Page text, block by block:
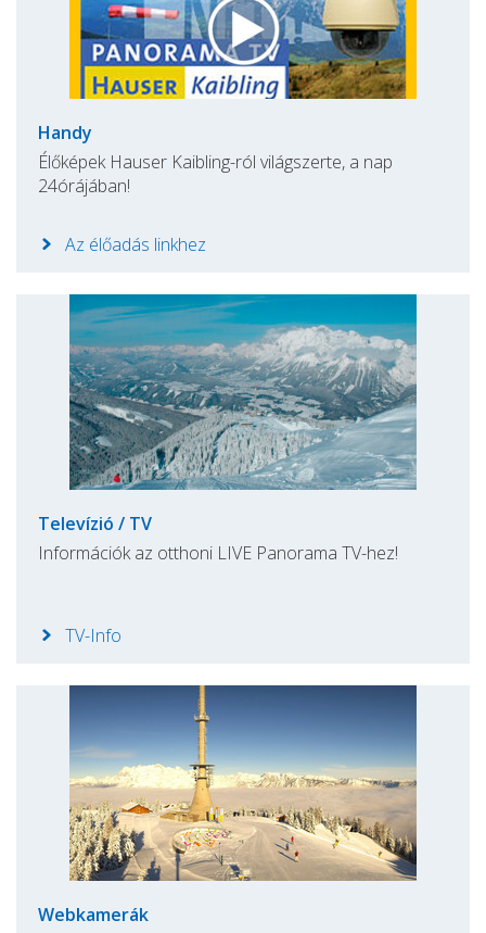
Handy
Élőképek Hauser Kaibling-ról világszerte, a nap
24órájában!
Az élőadás linkhez
Televízió / TV
Információk az otthoni LIVE Panorama TV-hez!
TV-Info
Webkamerák